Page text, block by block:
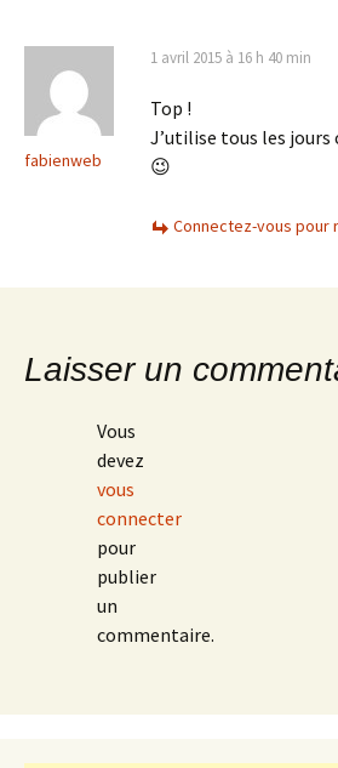
fabienweb
1 avril 2015 à 16 h 40 min
Top !
J’utilise tous les jours
😉
Connectez-vous pour
Laisser un
Vous
devez
vous
connecter
pour
publier
un
commentaire.